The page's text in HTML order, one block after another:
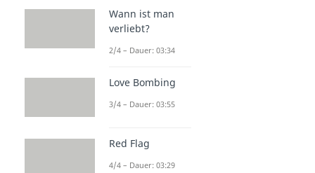
Wann ist man
verliebt?
2/4 – Dauer: 03:34
Love Bombing
3/4 – Dauer: 03:55
Red Flag
4/4 – Dauer: 03:29